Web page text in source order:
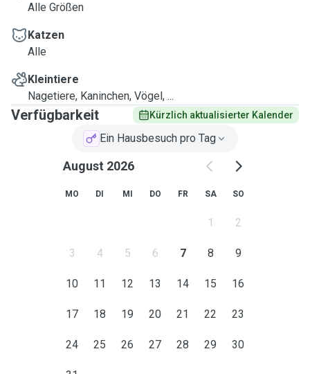
Alle Größen
Katzen
Alle
Kleintiere
Nagetiere, Kaninchen, Vögel, ...
Verfügbarkeit Kürzlich aktualisierter Kalender
Ein Hausbesuch pro Tag
August 2026
MO DI MI DO FR SA SO
1 2
3 4 5 6 7 8 9
10 11 12 13 14 15 16
17 18 19 20 21 22 23
24 25 26 27 28 29 30